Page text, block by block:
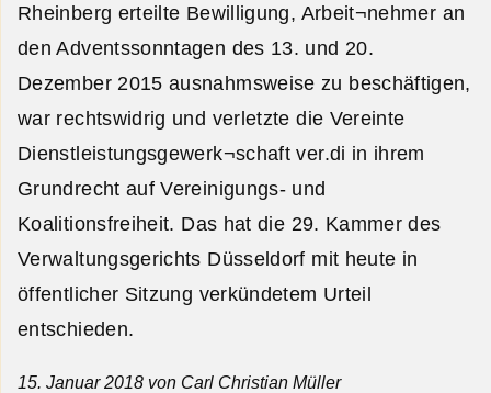
Rheinberg erteilte Bewilligung, Arbeit¬nehmer an
den Adventssonntagen des 13. und 20.
Dezember 2015 ausnahmsweise zu beschäftigen,
war rechtswidrig und verletzte die Vereinte
Dienstleistungsgewerk¬schaft ver.di in ihrem
Grundrecht auf Vereinigungs- und
Koalitionsfreiheit. Das hat die 29. Kammer des
Verwaltungsgerichts Düsseldorf mit heute in
öffentlicher Sitzung verkündetem Urteil
entschieden.
15. Januar 2018 von Carl Christian Müller